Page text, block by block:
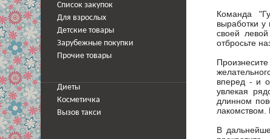
Список закупок
Для взрослых
Детские товары
Зарубежные покупки
Прочие товары
Диеты
Косметичка
Вызов такси
Команда
выработки
своей
отбросьте
вперед - и
увлекая
длинном
лакомством.
В